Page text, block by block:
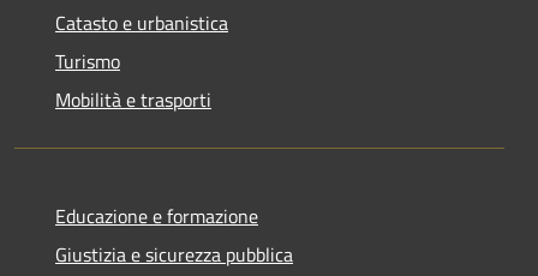
Catasto e urbanistica
Turismo
Mobilità e trasporti
Educazione e formazione
Giustizia e sicurezza pubblica